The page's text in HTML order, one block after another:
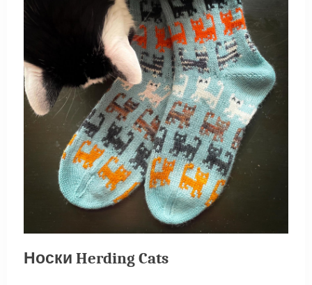
Носки Herding Cats